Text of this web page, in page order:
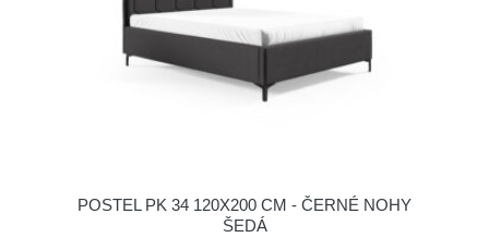
POSTEL PK 34 120X200 CM - ČERNÉ NOHY
ŠEDÁ